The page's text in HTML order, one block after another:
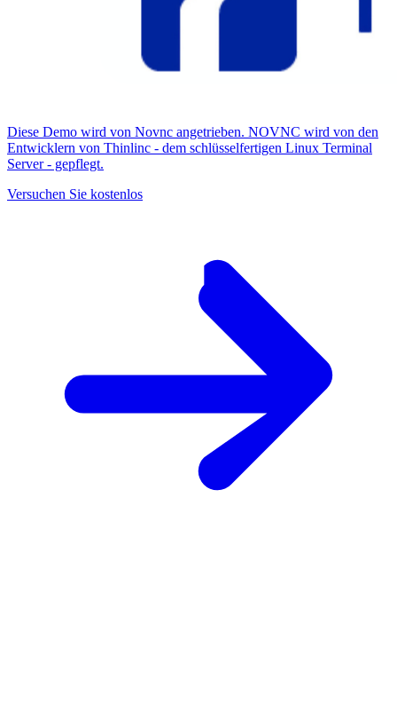
Diese Demo wird von Novnc angetrieben. NOVNC wird von den
Entwicklern von Thinlinc - dem schlüsselfertigen Linux Terminal
Server - gepflegt.
Versuchen Sie kostenlos